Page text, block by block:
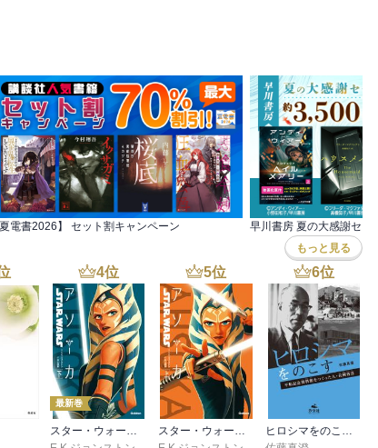
夏電書2026】 セット割キャンペーン 早川書房 夏の大感謝セール
もっと見る
4位
最新巻
スター・ウォーズ アソーカ 下
5位
スター・ウォーズ アソーカ 上
6位
ヒロシマをのこす 平和記念資料館をつくった人・長岡省吾